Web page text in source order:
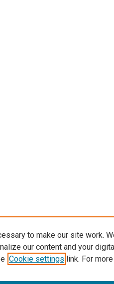
to make our site work.
our content and your
Cookie settings link. For